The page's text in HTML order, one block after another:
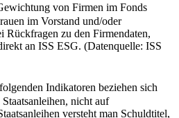
von Firmen im Fonds
im Vorstand und/oder
Rückfragen zu den Firmendaten,
an ISS ESG. (Datenquelle: ISS
Indikatoren beziehen sich
nicht auf
versteht man Schuldtitel,